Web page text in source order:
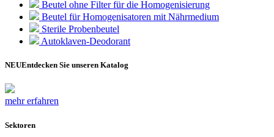
Beutel ohne Filter für die Homogenisierung
Beutel für Homogenisatoren mit Nährmedium
Sterile Probenbeutel
Autoklaven-Deodorant
NEUEntdecken Sie unseren Katalog
mehr erfahren
Sektoren